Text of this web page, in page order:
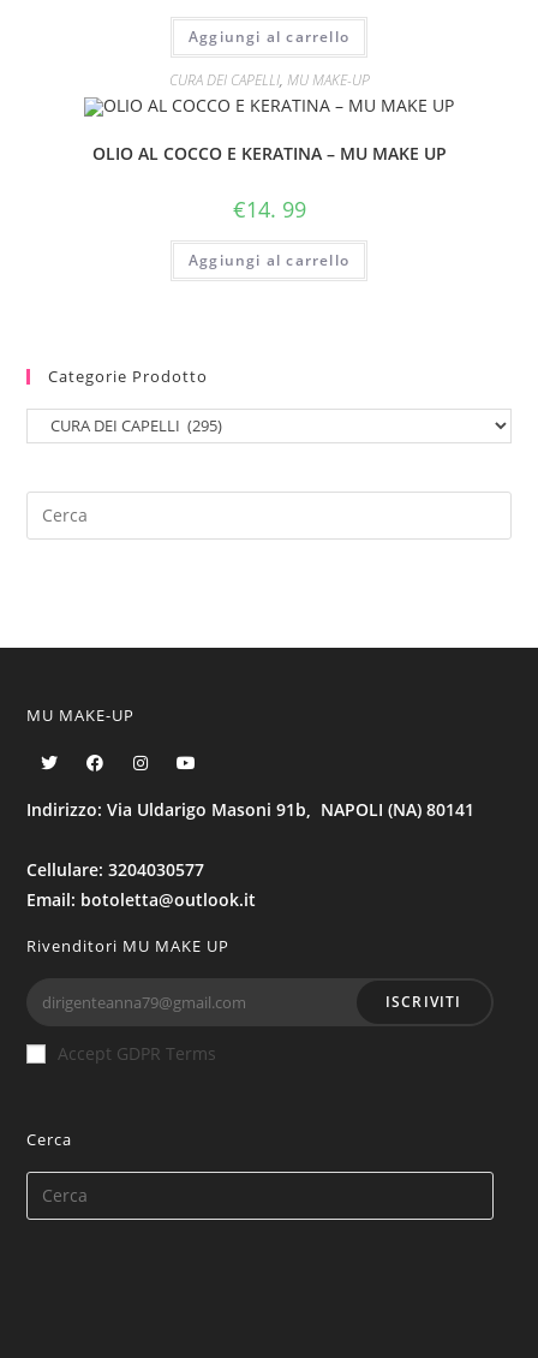
Aggiungi al carrello
CURA DEI CAPELLI, MU MAKE-UP
OLIO AL COCCO E KERATINA – MU MAKE UP
€14. 99
Aggiungi al carrello
Categorie Prodotto
MU MAKE-UP
Indirizzo: Via Uldarigo Masoni 91b, NAPOLI (NA) 80141
Cellulare: 3204030577
Email: botoletta@outlook.it
Rivenditori MU MAKE UP
ISCRIVITI
Accept GDPR Terms
Cerca